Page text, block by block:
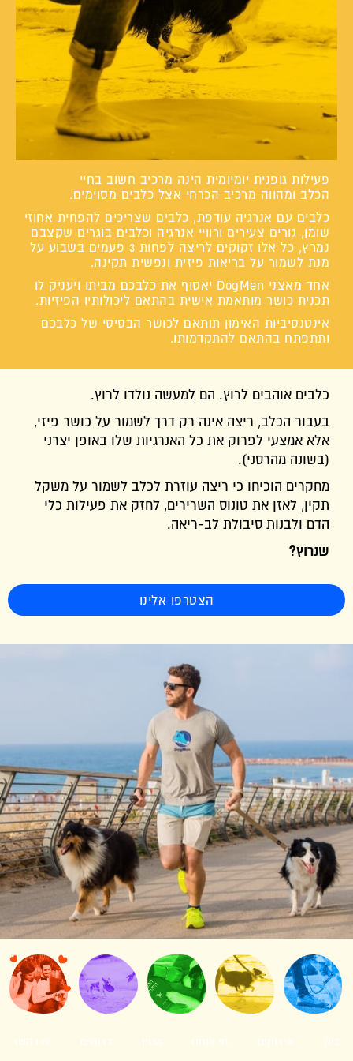
פעילות גופנית יומיומית הינה מרכיב חשוב בחיי
הכלב ומהווה מרכיב הכרחי אצל כלבים מסוימים.
כלבים עם אנרגיה עודפת, כלבים שצריכים להפחית אחוזי
שומן, גורים צעירים ורוויי אנרגיה וכלבים בוגרים שקצבם
נמרץ, כל אלו זקוקים לריצה לפחות 3 פעמים בשבוע על
מנת לשמור על בריאות פיזית ונפשית תקינה.
אחד מאצני DogMen יאסוף את כלבכם מביתו ויעניק לו
תכנית כושר מותאמת אישית בהתאם ליכולותיו הפיזיות.
אינטנסיביות האימון תותאם לכושר הבסיסי של כלבכם
ותתפתח בהתאם להתקדמותו.
כלבים אוהבים לרוץ. הם למעשה נולדו לרוץ.
בעבור הכלב, ריצה אינה רק דרך לשמור על כושר פיזי,
אלא אמצעי לפרוק את כל האנרגיות שלו באופן יצרני
(בשונה מהרסני).
מחקרים הוכיחו כי ריצה עוזרת לכלב לשמור על משקל
תקין, לאזן את טונוס השרירים, לחזק את פעילות כלי
הדם ולבנות סיבולת לב-ריאה.
שנרוץ?
הצטרפו אלינו